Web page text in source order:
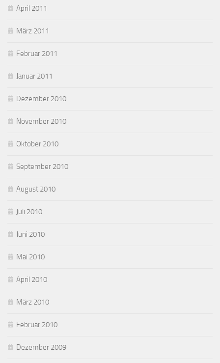
April 2011
März 2011
Februar 2011
Januar 2011
Dezember 2010
November 2010
Oktober 2010
September 2010
August 2010
Juli 2010
Juni 2010
Mai 2010
April 2010
März 2010
Februar 2010
Dezember 2009